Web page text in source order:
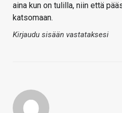
aina kun on tulilla, niin että
katsomaan.
Kirjaudu sisään vastataksesi